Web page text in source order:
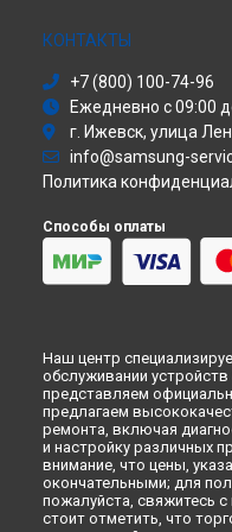
Ремонт планшета
Моноблок
Атс
Смарт-часы
Варочная панель
Посудомоечная
Морозильная камера
Кондиционер
Духовой шкаф
Вытяжка
КОНТАКТЫ
+7 (800) 100-74-96
Ежедневно с 09:00
г. Ижевск, улица
info@samsung-
Политика
Способы оплаты
Наш центр
обслуживании
представляем
предлагаем
ремонта, включая
и настройку различных
внимание, что цены,
окончательными; для
пожалуйста, свяжитесь
стоит отметить, что